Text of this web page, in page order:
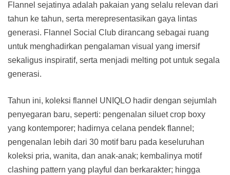
Flannel sejatinya adalah pakaian yang selalu relevan dari
tahun ke tahun, serta merepresentasikan gaya lintas
generasi. Flannel Social Club dirancang sebagai ruang
untuk menghadirkan pengalaman visual yang imersif
sekaligus inspiratif, serta menjadi melting pot untuk segala
generasi.
Tahun ini, koleksi flannel UNIQLO hadir dengan sejumlah
penyegaran baru, seperti: pengenalan siluet crop boxy
yang kontemporer; hadirnya celana pendek flannel;
pengenalan lebih dari 30 motif baru pada keseluruhan
koleksi pria, wanita, dan anak-anak; kembalinya motif
clashing pattern yang playful dan berkarakter; hingga